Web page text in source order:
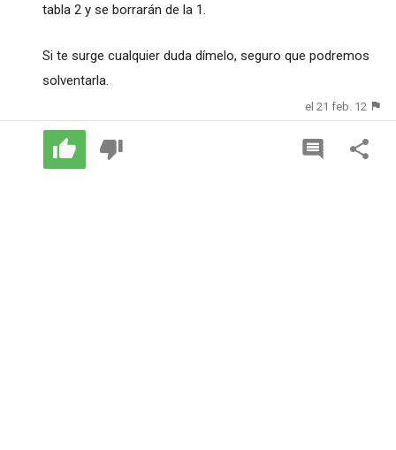
tabla 2 y se borrarán de la 1.
Si te surge cualquier duda dímelo, seguro que podremos
solventarla.
el 21 feb. 12